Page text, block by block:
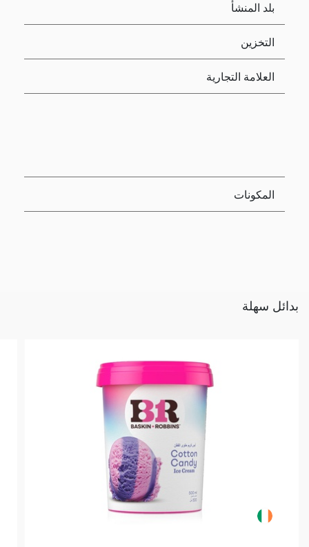
بلد المنشأ
التخزين
العلامة التجارية
المكونات
بدائل سهلة